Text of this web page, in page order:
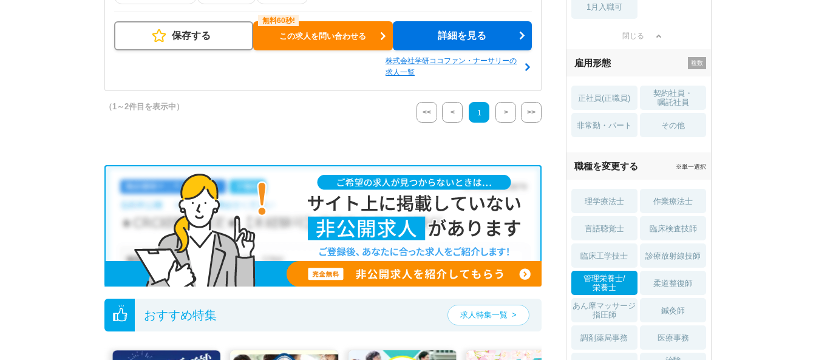
保存する この求人を問い合わせる 詳細を見る
株式会社学研ココファン・ナーサリーの
求人一覧
（1～2件目を表示中）
<< < 1 > >>
おすすめ特集 求人特集一覧
1月入職可
閉じる
雇用形態
正社員(正職員)
契約社員・
嘱託社員
非常勤・パート その他
職種を変更する ※単一選択
理学療法士 作業療法士
言語聴覚士 臨床検査技師
臨床工学技士 診療放射線技師
管理栄養士/
栄養士
柔道整復師
あん摩マッサージ
指圧師
鍼灸師
調剤薬局事務 医療事務